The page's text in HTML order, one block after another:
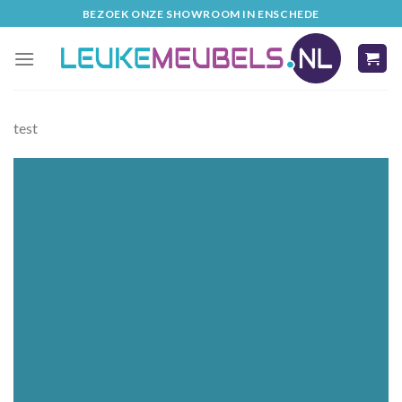
to
content
BEZOEK ONZE SHOWROOM IN ENSCHEDE
test